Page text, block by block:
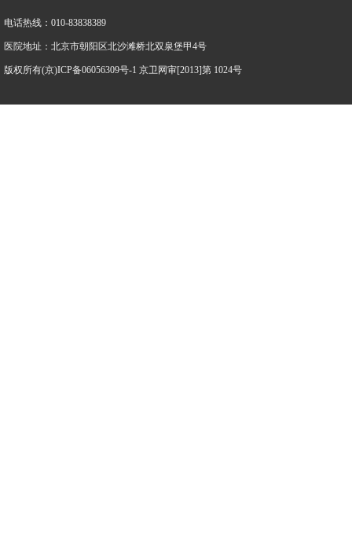
电话热线：010-83838389
医院地址：北京市朝阳区北沙滩桥北双泉堡甲4号
版权所有(京)ICP备06056309号-1 京卫网审[2013]第 1024号